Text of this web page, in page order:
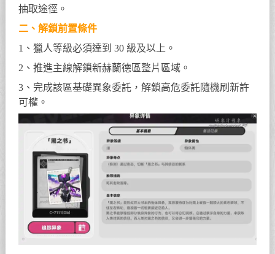
抽取途徑。
二、解鎖前置條件
1、獵人等級必須達到 30 級及以上。
2、推進主線解鎖新赫蘭德區整片區域。
3、完成該區基礎異象委託，解鎖高危委託隨機刷新許
可權。